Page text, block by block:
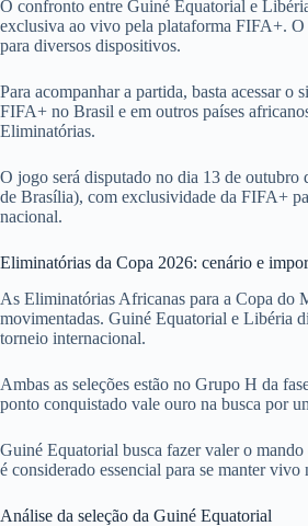
O confronto entre Guiné Equatorial e
exclusiva ao vivo pela plataforma FIFA+. O
para diversos dispositivos.
Para acompanhar a partida, basta acessar o
FIFA+ no Brasil e em outros países
Eliminatórias.
O jogo será disputado no dia 13 de outubro
de Brasília), com exclusividade da FIFA+
nacional.
Eliminatórias da Copa 2026: cenário e
As Eliminatórias Africanas para a Copa do
movimentadas. Guiné Equatorial e Libéria
torneio internacional.
Ambas as seleções estão no Grupo H da
ponto conquistado vale ouro na busca por
Guiné Equatorial busca fazer valer o mando
é considerado essencial para se manter vivo
Análise da seleção da Guiné Equatorial